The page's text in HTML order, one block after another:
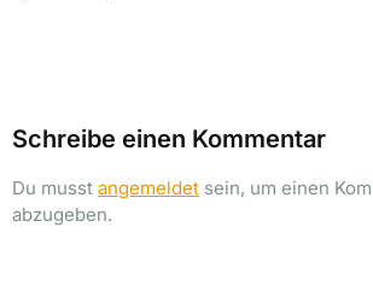
Schreibe einen Kommentar
Du musst angemeldet sein, um einen
abzugeben.